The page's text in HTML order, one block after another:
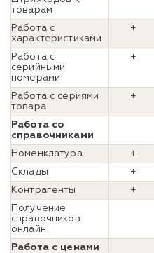
товарам
Работа с
характеристиками
+
Работа с
серийными
номерами
+
Работа с сериями
товара
+
Работа со
справочниками
Номенклатура
+
Склады
+
Контрагенты
+
Получение
справочников
онлайн
Работа с ценами